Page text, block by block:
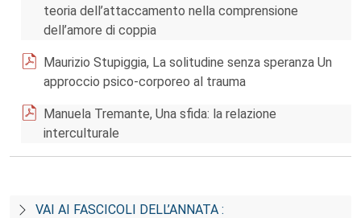
teoria dell’attaccamento nella comprensione
dell’amore di coppia
Maurizio Stupiggia, La solitudine senza speranza Un
approccio psico-corporeo al trauma
Manuela Tremante, Una sfida: la relazione
interculturale
VAI AI FASCICOLI DELL’ANNATA :